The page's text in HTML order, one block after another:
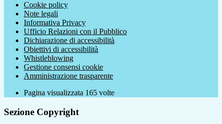
Cookie policy
Note legali
Informativa Privacy
Ufficio Relazioni con il Pubblico
Dichiarazione di accessibilità
Obiettivi di accessibilità
Whistleblowing
Gestione consensi cookie
Amministrazione trasparente
Pagina visualizzata 165 volte
Sezione Copyright